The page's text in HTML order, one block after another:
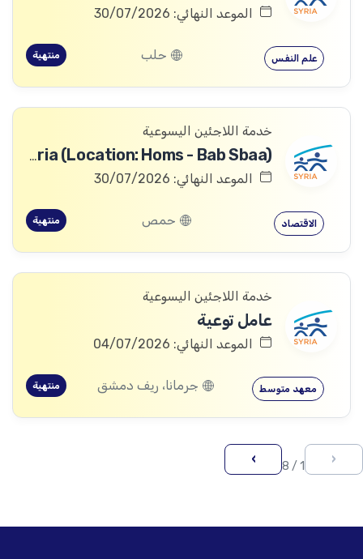
الموعد النهائي: 30/07/2026
علم النفس حلب منتهية
خدمة اللاجئين اليسوعية
Finance Officer - JRS Syria (Location: Homs - Bab Sbaa)
الموعد النهائي: 30/07/2026
الاقتصاد حمص منتهية
خدمة اللاجئين اليسوعية
عامل توعية
الموعد النهائي: 04/07/2026
معهد متوسط جرمانا، ريف دمشق منتهية
‹
1 / 8
›